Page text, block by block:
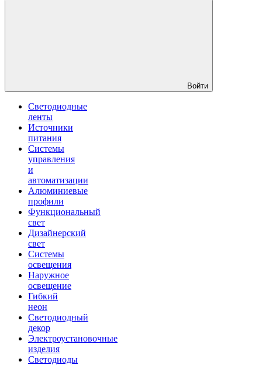
Войти
Светодиодные
ленты
Источники
питания
Системы
управления
и
автоматизации
Алюминиевые
профили
Функциональный
свет
Дизайнерский
свет
Системы
освещения
Наружное
освещение
Гибкий
неон
Светодиодный
декор
Электроустановочные
изделия
Светодиоды